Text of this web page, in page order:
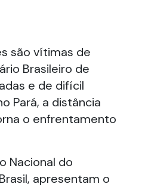
são vítimas de
Brasileiro de
e de difícil
Pará, a distância
o enfrentamento
Nacional do
apresentam o